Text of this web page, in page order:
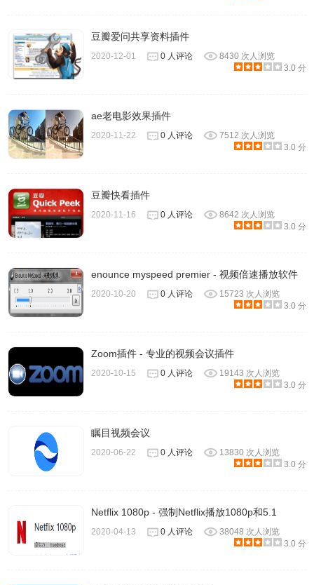
豆瓣爱问共享资料插件
2020-12-01 0 人评论
8430 次人浏览
3.0 分
ae老电影效果插件
2020-11-22 0 人评论
7512 次人浏览
3.0 分
豆瓣快看插件
2020-11-16 0 人评论
8642 次人浏览
3.0 分
enounce myspeed premier - 视频倍速播放软件
2020-10-20 0 人评论
15723 次人浏览
3.0 分
Zoom插件 - 专业的视频会议插件
2020-10-15 0 人评论
19143 次人浏览
3.0 分
瞩目视频会议
2020-06-22 0 人评论
13830 次人浏览
3.0 分
Netflix 1080p - 强制Netflix播放1080p和5.1
2020-04-13 0 人评论
38048 次人浏览
3.0 分